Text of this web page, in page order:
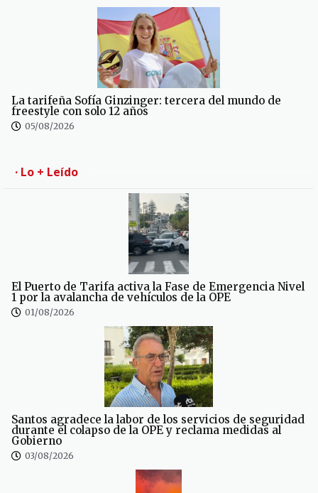
La tarifeña Sofía Ginzinger: tercera del mundo de
freestyle con solo 12 años
05/08/2026
· Lo + Leído
El Puerto de Tarifa activa la Fase de Emergencia Nivel
1 por la avalancha de vehículos de la OPE
01/08/2026
Santos agradece la labor de los servicios de seguridad
durante el colapso de la OPE y reclama medidas al
Gobierno
03/08/2026